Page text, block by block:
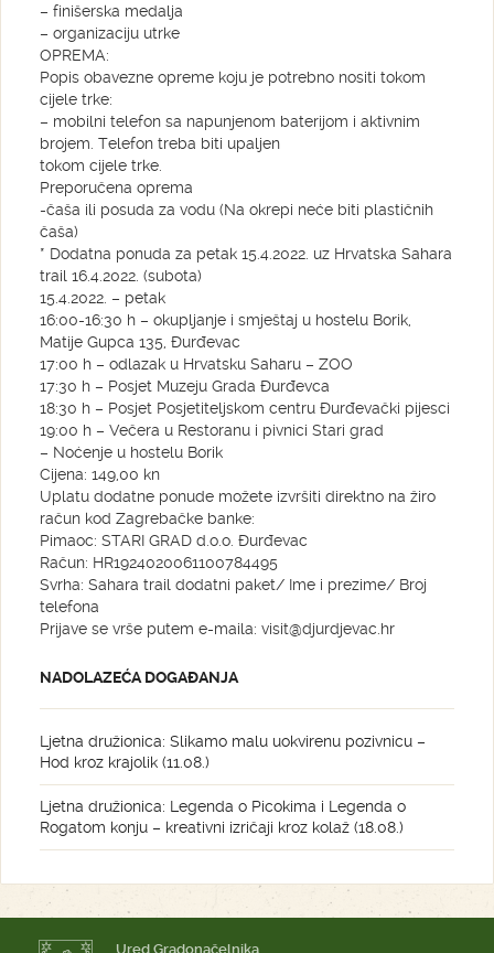
– finišerska medalja
– organizaciju utrke
OPREMA:
Popis obavezne opreme koju je potrebno nositi tokom
cijele trke:
– mobilni telefon sa napunjenom baterijom i aktivnim
brojem. Telefon treba biti upaljen
tokom cijele trke.
Preporučena oprema
-čaša ili posuda za vodu (Na okrepi neće biti plastičnih
čaša)
* Dodatna ponuda za petak 15.4.2022. uz Hrvatska Sahara
trail 16.4.2022. (subota)
15.4.2022. – petak
16:00-16:30 h – okupljanje i smještaj u hostelu Borik,
Matije Gupca 135, Đurđevac
17:00 h – odlazak u Hrvatsku Saharu – ZOO
17:30 h – Posjet Muzeju Grada Đurđevca
18:30 h – Posjet Posjetiteljskom centru Đurđevački pijesci
19:00 h – Večera u Restoranu i pivnici Stari grad
– Noćenje u hostelu Borik
Cijena: 149,00 kn
Uplatu dodatne ponude možete izvršiti direktno na žiro
račun kod Zagrebačke banke:
Pimaoc: STARI GRAD d.o.o. Đurđevac
Račun: HR1924020061100784495
Svrha: Sahara trail dodatni paket/ Ime i prezime/ Broj
telefona
Prijave se vrše putem e-maila: visit@djurdjevac.hr
NADOLAZEĆA DOGAĐANJA
Ljetna družionica: Slikamo malu uokvirenu pozivnicu –
Hod kroz krajolik (11.08.)
Ljetna družionica: Legenda o Picokima i Legenda o
Rogatom konju – kreativni izričaji kroz kolaž (18.08.)
Ured Gradonačelnika